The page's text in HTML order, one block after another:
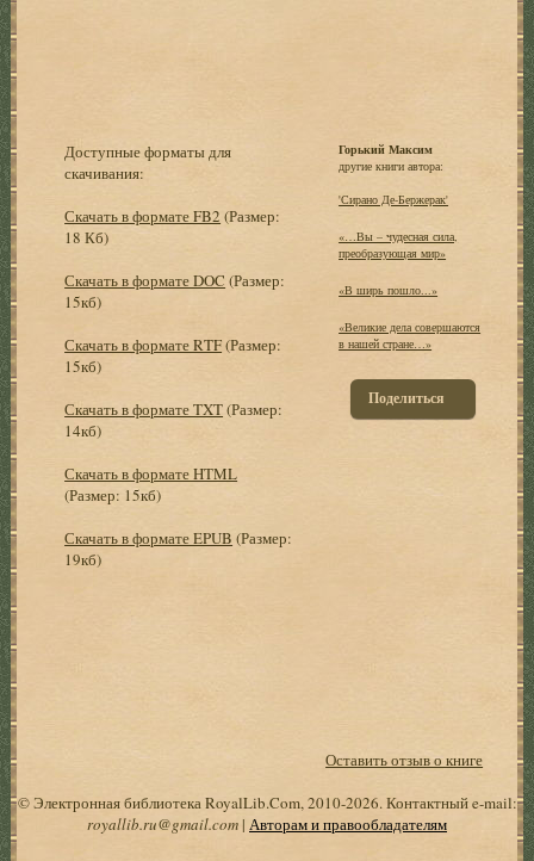
Доступные форматы для
скачивания:
Скачать в формате FB2 (Размер:
18 Кб)
Скачать в формате DOC (Размер:
15кб)
Скачать в формате RTF(Размер:
15кб)
Скачать в формате TXT(Размер:
14кб)
Скачать в формате HTML
(Размер: 15кб)
Скачать в формате EPUB (Размер:
19кб)
Горький Максим
другие книги автора:
'Сирано Де-Бержерак'
«…Вы – чудесная сила,
преобразующая мир»
«В ширь пошло...»
«Великие дела совершаются
в нашей стране…»
Поделиться
Оставить отзыв о книге
© Электронная библиотека RoyalLib.Com, 2010-2026. Контактный e-mail:
royallib.ru@gmail.com | Авторам и правообладателям